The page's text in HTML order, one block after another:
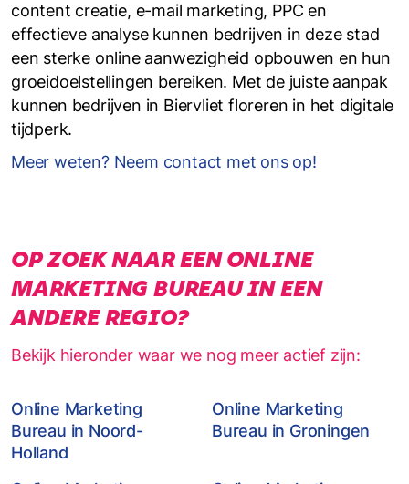
content creatie, e-mail marketing, PPC en
effectieve analyse kunnen bedrijven in deze stad
een sterke online aanwezigheid opbouwen en hun
groeidoelstellingen bereiken. Met de juiste aanpak
kunnen bedrijven in Biervliet floreren in het digitale
tijdperk.
Meer weten? Neem contact met ons op!
OP ZOEK NAAR EEN ONLINE
MARKETING BUREAU IN EEN
ANDERE REGIO?
Bekijk hieronder waar we nog meer actief zijn:
Online Marketing
Bureau in Noord-
Holland
Online Marketing
Bureau in Groningen